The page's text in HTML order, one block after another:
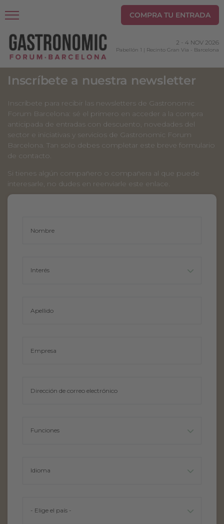
COMPRA TU ENTRADA
2 - 4 NOV 2026
Pabellón 1 | Recinto Gran Via - Barcelona
Inscríbete a nuestra newsletter
Inscríbete para recibir las newsletters de Gastronomic
Forum Barcelona: sé el primero en acceder a la compra
anticipada de entradas con descuento, novedades del
sector e iniciativas y servicios de Gastronomic Forum
Barcelona. Tan solo debes completar este breve formulario
de contacto.
Si tienes algún compañero o compañera al que puede
interesarle, no dudes en reenviarle este enlace.